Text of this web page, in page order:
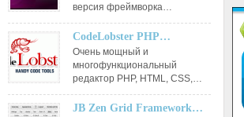
версия фреймворка…
CodeLobster PHP…
Очень мощный и
многофункциональный
редактор РНР, HTML, CSS,…
JB Zen Grid Framework…